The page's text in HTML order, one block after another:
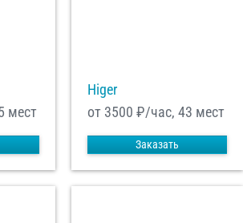
мест
Higer
от 3500 ₽/час, 43 мест
Заказать